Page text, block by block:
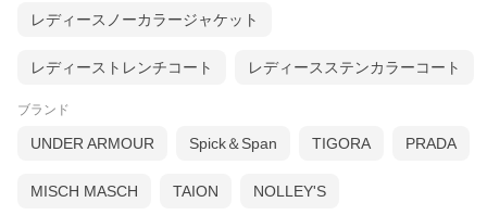
レディースノーカラージャケット
レディーストレンチコート レディースステンカラーコート
ブランド
UNDER ARMOUR Spick＆Span TIGORA PRADA
MISCH MASCH TAION NOLLEY'S